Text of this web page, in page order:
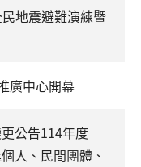
地震避難演練暨
廣中心開幕
公告114年度
人、民間團體、